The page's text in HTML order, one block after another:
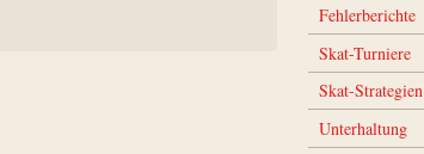
Fehlerberichte
Skat-Turniere
Skat-Strategien
Unterhaltung